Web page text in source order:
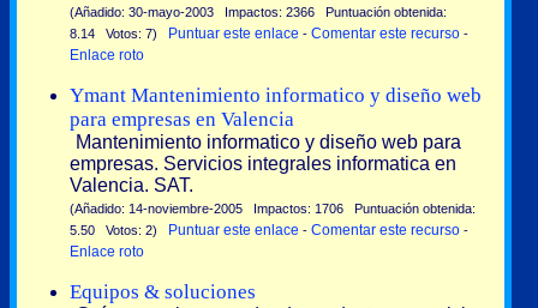
(Añadido: 30-mayo-2003 Impactos: 2366 Puntuación obtenida:
8.14 Votos: 7) Puntuar este enlace - Comentar este recurso -
Enlace roto
Ymant Mantenimiento informatico y diseño web
para empresas en Valencia
Mantenimiento informatico y diseño web para
empresas. Servicios integrales informatica en
Valencia. SAT.
(Añadido: 14-noviembre-2005 Impactos: 1706 Puntuación obtenida:
5.50 Votos: 2) Puntuar este enlace - Comentar este recurso -
Enlace roto
Equipos & soluciones